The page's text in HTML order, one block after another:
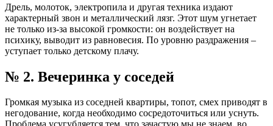
Дрель, молоток, электропила и другая техника издают
характерный звон и металлический лязг. Этот шум угнетает
не только из-за высокой громкости: он воздействует на
психику, выводит из равновесия. По уровню раздражения –
уступает только детскому плачу.
№ 2. Вечеринка у соседей
Громкая музыка из соседней квартиры, топот, смех приводят в
негодование, когда необходимо сосредоточиться или уснуть.